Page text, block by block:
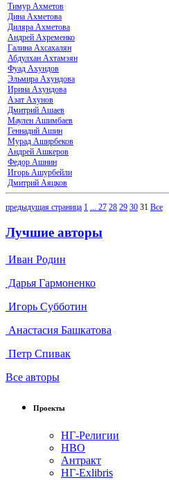
Тимур Ахметов
Дина Ахметова
Диляра Ахметова
Андрей Ахременко
Галина Ахсахалян
Абдулхан Ахтамзян
Фуад Ахундов
Эльмира Ахундова
Ирина Ахундова
Азат Ахунов
Дмитрий Ашаев
Маулен Ашимбаев
Геннадий Ашин
Мурад Аширбеков
Андрей Ашкеров
Федор Ашнин
Игорь Ашурбейли
Дмитрий Аяцков
предыдущая страница 1 27 28 29 30 31 Все
Лучшие авторы
Иван Родин
Дарья Гармоненко
Игорь Субботин
Анастасия Башкатова
Петр Спивак
Все авторы
Проекты
НГ-Религии
НВО
Антракт
НГ-Exlibris